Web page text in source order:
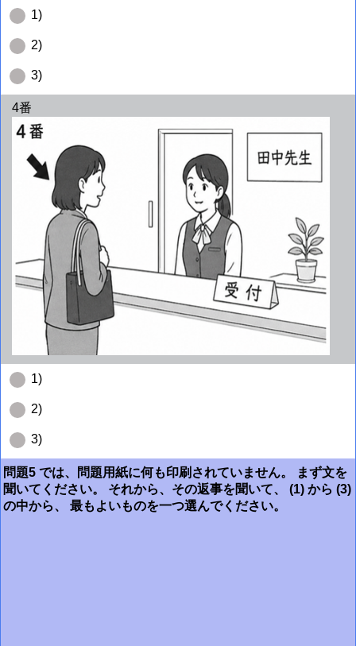
1)
2)
3)
4番
1)
2)
3)
問題5 では、問題用紙に何も印刷されていません。 まず文を
聞いてください。 それから、その返事を聞いて、 (1) から (3)
の中から、 最もよいものを一つ選んでください。